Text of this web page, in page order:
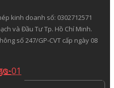
kinh doanh số: 0302712571
và Đầu Tư Tp. Hồ Chí Minh.
số 247/GP-CVT cấp ngày 08